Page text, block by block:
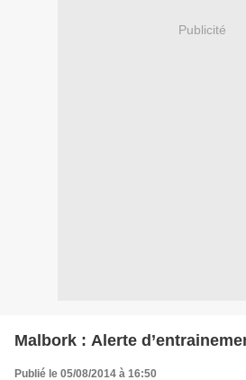
Publicité
Malbork : Alerte
Publié le 05/08/2014 à 16:50